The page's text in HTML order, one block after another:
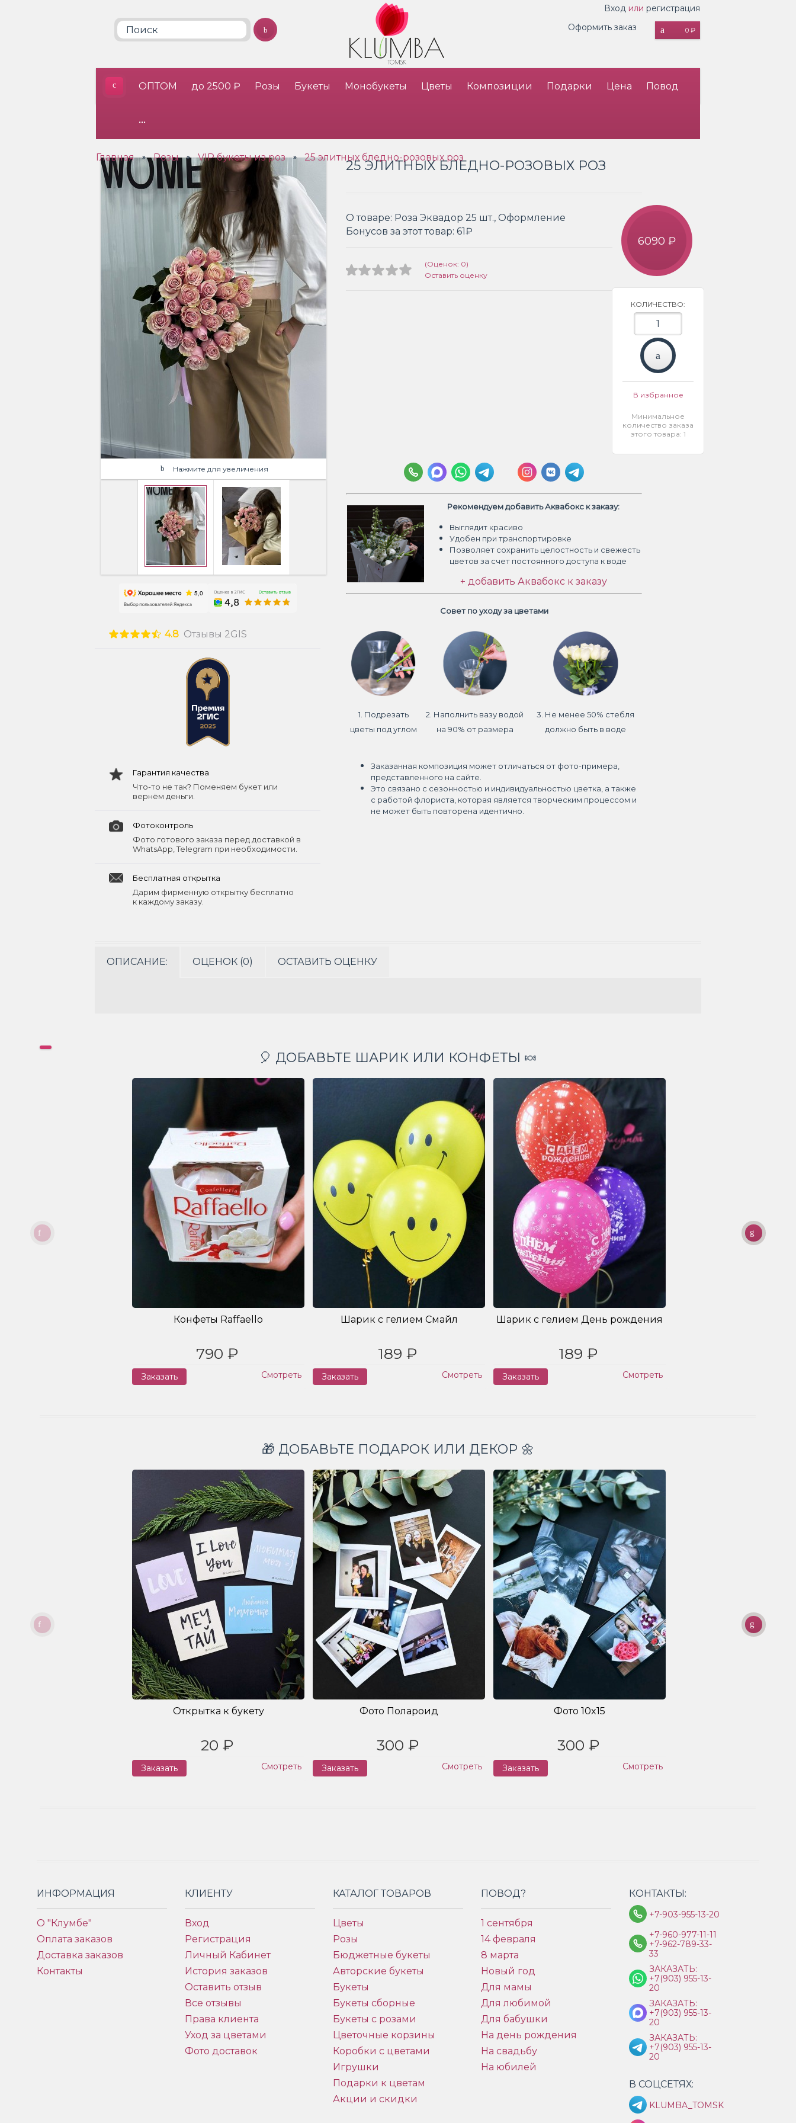
Вход или регистрация
0 ₽
Оформить заказ
ОПТОМ до 2500 ₽ Розы Букеты Монобукеты Цветы Композиции Подарки Цена Повод
•••
Главная » Розы » VIP букеты из роз » 25 элитных бледно-розовых роз
Нажмите для увеличения
4.8 Отзывы 2GIS
Гарантия качества
Что-то не так? Поменяем букет или
вернём деньги.
Фотоконтроль
Фото готового заказа перед доставкой в
WhatsApp, Telegram при необходимости.
Бесплатная открытка
Дарим фирменную открытку бесплатно
к каждому заказу.
25 ЭЛИТНЫХ БЛЕДНО-РОЗОВЫХ РОЗ
О товаре: Роза Эквадор 25 шт., Оформление
Бонусов за этот товар: 61₽
(Оценок: 0)
Оставить оценку
6090 ₽
КОЛИЧЕСТВО:
В избранное
Минимальное
количество заказа
этого товара: 1
Рекомендуем добавить Аквабокс к заказу:
Выглядит красиво
Удобен при транспортировке
Позволяет сохранить целостность и свежесть
цветов за счет постоянного доступа к воде
+ добавить Аквабокс к заказу
Совет по уходу за цветами
1. Подрезать
цветы под углом
2. Наполнить вазу водой
на 90% от размера
3. Не менее 50% стебля
должно быть в воде
Заказанная композиция может отличаться от фото-примера,
представленного на сайте.
Это связано с сезонностью и индивидуальностью цветка, а также
с работой флориста, которая является творческим процессом и
не может быть повторена идентично.
ОПИСАНИЕ: ОЦЕНОК (0) ОСТАВИТЬ ОЦЕНКУ
🎈 ДОБАВЬТЕ ШАРИК ИЛИ КОНФЕТЫ 🍬
Конфеты Raffaello
790 ₽
Заказать Смотреть
Шарик с гелием Смайл
189 ₽
Заказать Смотреть
Шарик с гелием День рождения
189 ₽
Заказать Смотреть
🎁 ДОБАВЬТЕ ПОДАРОК ИЛИ ДЕКОР 🌼
Открытка к букету
20 ₽
Заказать Смотреть
Фото Полароид
300 ₽
Заказать Смотреть
Фото 10x15
300 ₽
Заказать Смотреть
ИНФОРМАЦИЯ
О "Клумбе"
Оплата заказов
Доставка заказов
Контакты
КЛИЕНТУ
Вход
Регистрация
Личный Кабинет
История заказов
Оставить отзыв
Все отзывы
Права клиента
Уход за цветами
Фото доставок
КАТАЛОГ ТОВАРОВ
Цветы
Розы
Бюджетные букеты
Авторские букеты
Букеты
Букеты сборные
Букеты с розами
Цветочные корзины
Коробки с цветами
Игрушки
Подарки к цветам
Акции и скидки
ПОВОД?
1 сентября
14 февраля
8 марта
Новый год
Для мамы
Для любимой
Для бабушки
На день рождения
На свадьбу
На юбилей
КОНТАКТЫ:
+7-903-955-13-20
+7-960-977-11-11
+7-962-789-33-
33
ЗАКАЗАТЬ:
+7(903) 955-13-
20
ЗАКАЗАТЬ:
+7(903) 955-13-
20
ЗАКАЗАТЬ:
+7(903) 955-13-
20
В СОЦСЕТЯХ:
KLUMBA_TOMSK